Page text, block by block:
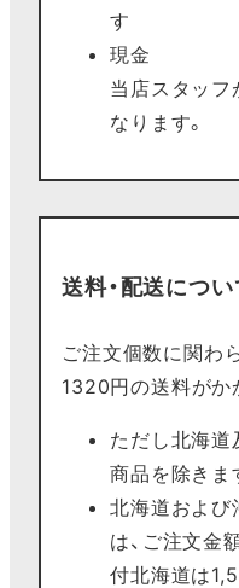
す
現金
当店スタッフ
なります。
送料・配送につい
ご注文個数に関わ
1320円の送料がか
ただし北海道
商品を除きま
北海道および
は、ご注文金
付北海道は